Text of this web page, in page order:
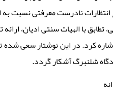
نادرست معرفتی نسبت
با الهیات سنتی ادیان،
کرد. در این نوشتار سعی شده
شلنبرگ آشکار گردد.